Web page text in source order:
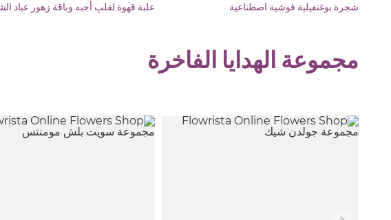
شجرة بوغنفيلية فوشية اصطناعية علبة قهوة لقلبٍ أحبه وباقة زهور عباد
مجموعة الهدايا الفاخرة